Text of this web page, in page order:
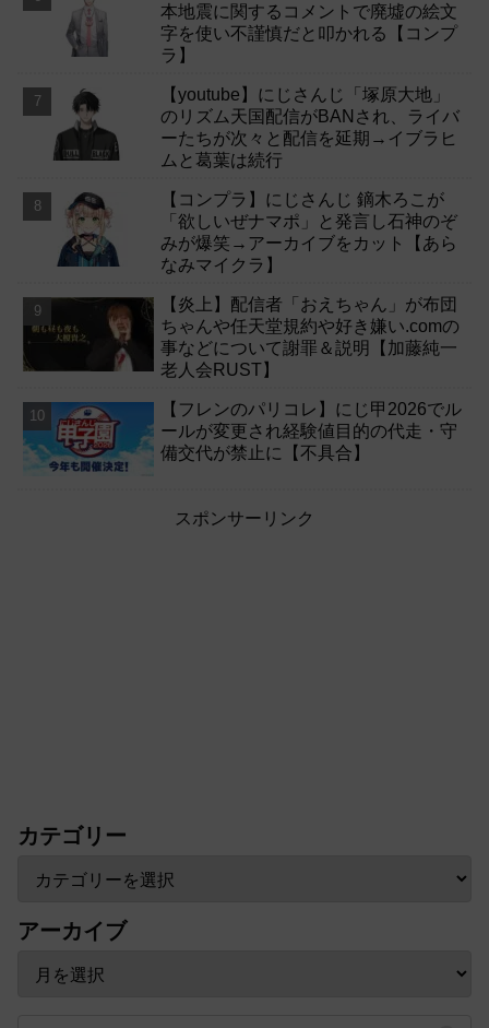
本地震に関するコメントで廃墟の絵文
字を使い不謹慎だと叩かれる【コンプ
ラ】
【youtube】にじさんじ「塚原大地」
のリズム天国配信がBANされ、ライバ
ーたちが次々と配信を延期→イブラヒ
ムと葛葉は続行
【コンプラ】にじさんじ 鏑木ろこが
「欲しいぜナマポ」と発言し石神のぞ
みが爆笑→アーカイブをカット【あら
なみマイクラ】
【炎上】配信者「おえちゃん」が布団
ちゃんや任天堂規約や好き嫌い.comの
事などについて謝罪＆説明【加藤純一
老人会RUST】
【フレンのパリコレ】にじ甲2026でル
ールが変更され経験値目的の代走・守
備交代が禁止に【不具合】
スポンサーリンク
カテゴリー
アーカイブ